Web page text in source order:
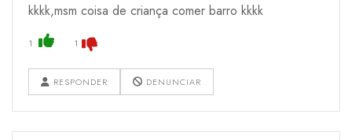
kkkk,msm coisa de criança comer barro kkkk
1 1
RESPONDER DENUNCIAR